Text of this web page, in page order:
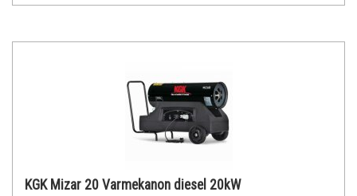
KGK Mizar 20 Varmekanon diesel 20kW